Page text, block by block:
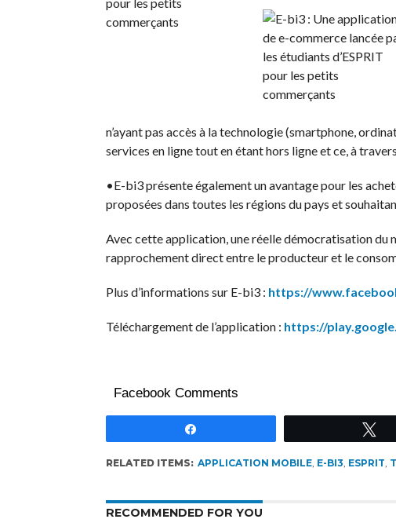
n’ayant pas accès à la technologie (smartphone,
services en ligne tout en étant hors ligne et ce, à
•E-bi3 présente également un avantage pour les
proposées dans toutes les régions du pays et
Avec cette application, une réelle démocratisation du
rapprochement direct entre le producteur et le
Plus d’informations sur E-bi3 : https://
Téléchargement de l’application : https://
Facebook Comments
RELATED ITEMS: APPLICATION MOBILE, E-BI3, ESPRIT,
RECOMMENDED FOR YOU